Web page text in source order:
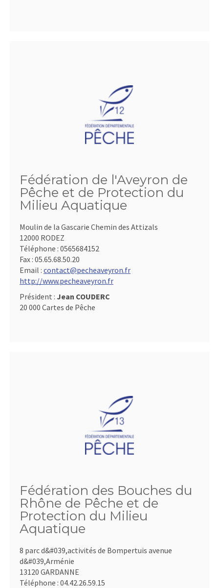
Fédération de l'Aveyron de
Pêche et de Protection du
Milieu Aquatique
Moulin de la Gascarie Chemin des Attizals
12000 RODEZ
Téléphone : 0565684152
Fax : 05.65.68.50.20
Email : contact@pecheaveyron.fr
http://www.pecheaveyron.fr
Président : Jean COUDERC
20 000 Cartes de Pêche
Fédération des Bouches du
Rhône de Pêche et de
Protection du Milieu
Aquatique
8 parc d&#039,activités de Bompertuis avenue
d&#039,Arménie
13120 GARDANNE
Téléphone : 04.42.26.59.15